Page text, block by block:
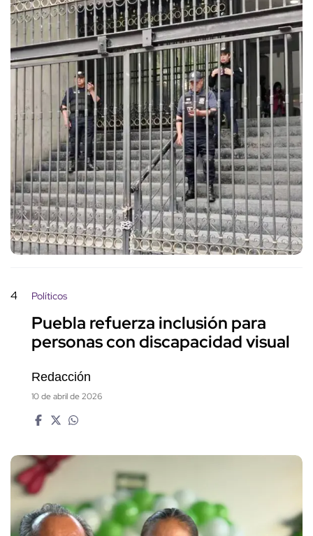
4 Políticos
Puebla refuerza inclusión para
personas con discapacidad visual
Redacción
10 de abril de 2026